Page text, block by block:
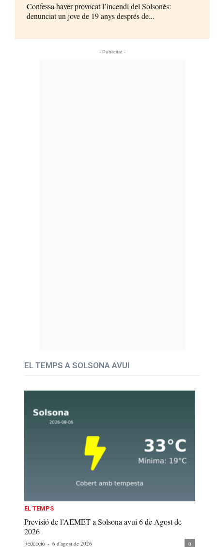
Confessa haver provocat l’incendi del Solsonès:
denunciat un jove de 19 anys després de...
- Publicitat -
EL TEMPS A SOLSONA AVUI
EL TEMPS
Previsió de l’AEMET a Solsona avui 6 de Agost de
2026
Redacció - 6 d'agost de 2026 0